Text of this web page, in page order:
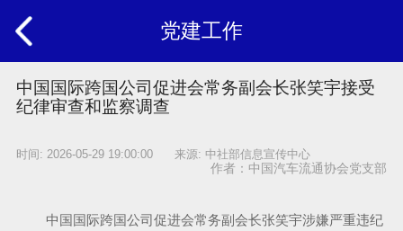
党建工作
中国国际跨国公司促进会常务副会长张笑宇接受
纪律审查和监察调查
时间: 2026-05-29 19:00:00 来源: 中社部信息宣传中心
作者：中国汽车流通协会党支部
中国国际跨国公司促进会常务副会长张笑宇涉嫌严重违纪